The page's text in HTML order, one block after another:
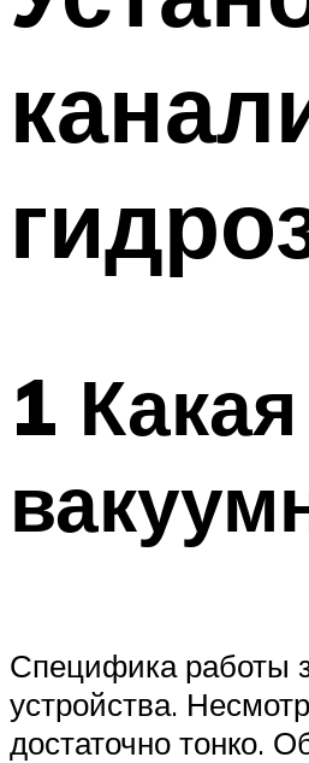
1
Специфика работы
устройства.
достаточно тонко.